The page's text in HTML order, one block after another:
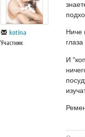
kotina
Участник
Ниче
И